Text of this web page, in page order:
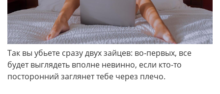
Так вы убьете сразу двух зайцев: во‑первых, все
будет выглядеть вполне невинно, если кто-то
посторонний заглянет тебе через плечо.